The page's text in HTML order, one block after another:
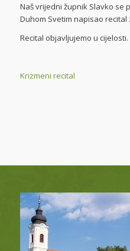
Naš vrijedni župnik Slavko se
Duhom Svetim napisao recital
Recital objavljujemo u cijelosti.
Krizmeni recital